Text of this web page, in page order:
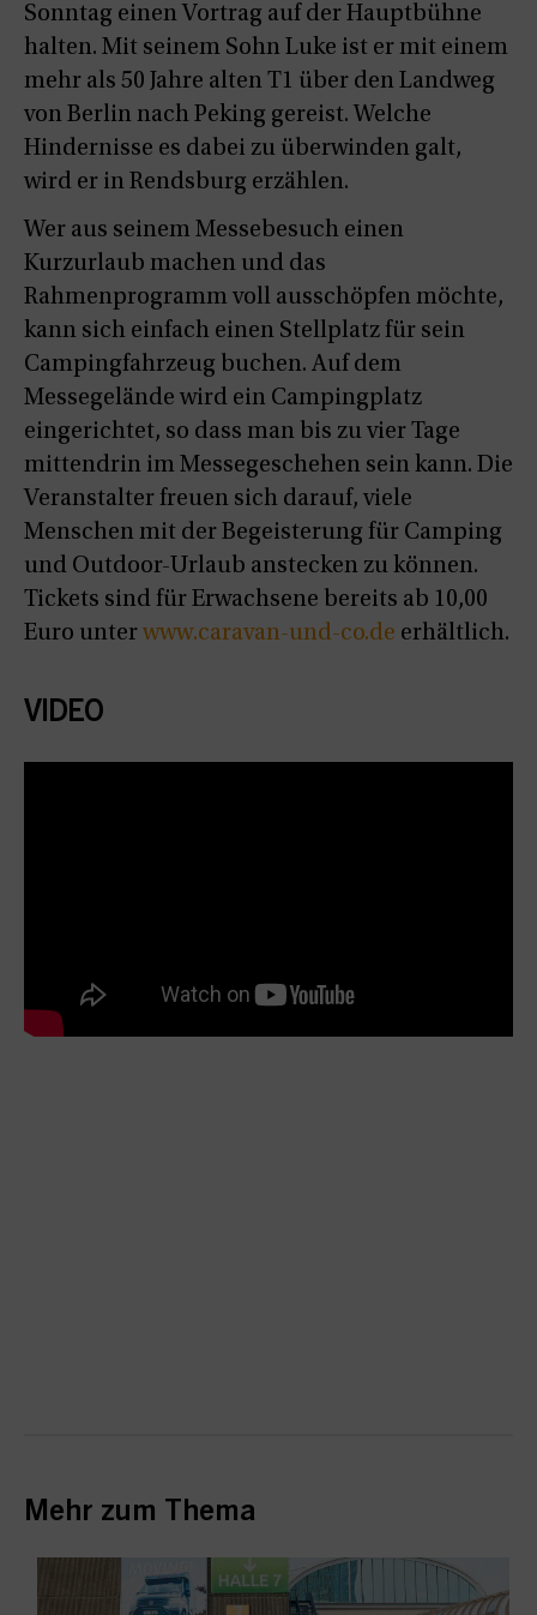
Sonntag einen Vortrag auf der Hauptbühne
halten. Mit seinem Sohn Luke ist er mit einem
mehr als 50 Jahre alten T1 über den Landweg
von Berlin nach Peking gereist. Welche
Hindernisse es dabei zu überwinden galt,
wird er in Rendsburg erzählen.
Wer aus seinem Messebesuch einen
Kurzurlaub machen und das
Rahmenprogramm voll ausschöpfen möchte,
kann sich einfach einen Stellplatz für sein
Campingfahrzeug buchen. Auf dem
Messegelände wird ein Campingplatz
eingerichtet, so dass man bis zu vier Tage
mittendrin im Messegeschehen sein kann. Die
Veranstalter freuen sich darauf, viele
Menschen mit der Begeisterung für Camping
und Outdoor-Urlaub anstecken zu können.
Tickets sind für Erwachsene bereits ab 10,00
Euro unter www.caravan-und-co.de erhältlich.
VIDEO
Mehr zum Thema